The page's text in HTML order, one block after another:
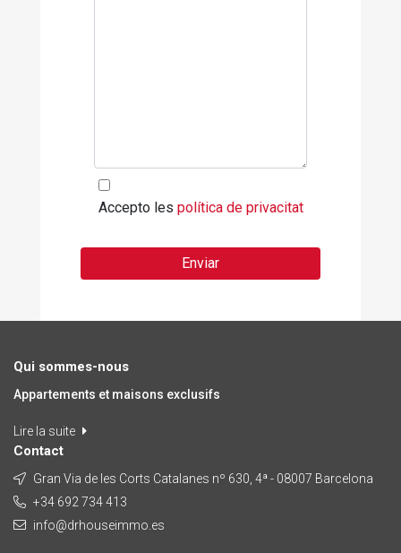
Accepto les política de privacitat
Enviar
Qui sommes-nous
Appartements et maisons exclusifs
Lire la suite
Contact
Gran Via de les Corts Catalanes nº 630, 4ª - 08007 Barcelona
+34 692 734 413
info@drhouseimmo.es